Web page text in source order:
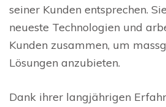
seiner Kunden entsprechen.
neueste Technologien und
Kunden zusammen, um
Lösungen anzubieten.
Dank ihrer langjährigen